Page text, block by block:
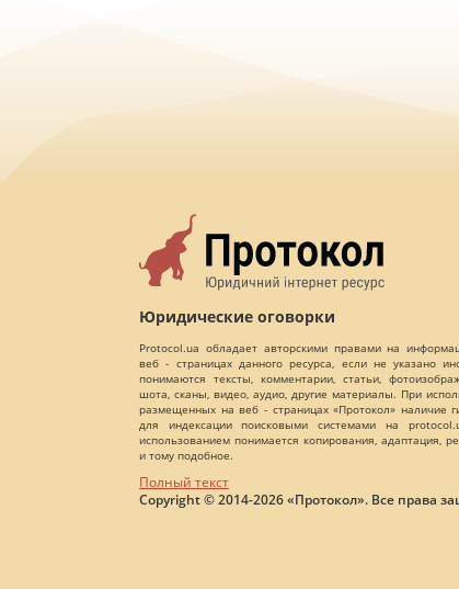
Юридические оговорки
Protocol.ua обладает авторскими правами на
веб - страницах данного ресурса, если не указано
понимаются тексты, комментарии, статьи,
шота, сканы, видео, аудио, другие материалы. При
размещенных на веб - страницах «Протокол» наличие
для индексации поисковыми системами на
использованием понимается копирования, адаптация,
и тому подобное.
Полный текст
Copyright © 2014-2026 «Протокол». Все права